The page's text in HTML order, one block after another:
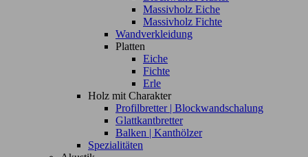
Massivholz Eiche
Massivholz Fichte
Wandverkleidung
Platten
Eiche
Fichte
Erle
Holz mit Charakter
Profilbretter | Blockwandschalung
Glattkantbretter
Balken | Kanthölzer
Spezialitäten